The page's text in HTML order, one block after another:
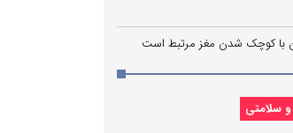
با کوچک شدن مغز مرتبط است
و سلامتی